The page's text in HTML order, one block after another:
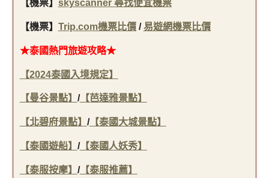
【機票】 skyscanner 尋找便宜機票
【機票】 Trip.com機票比價/易遊網機票比價
★泰國熱門旅遊攻略★
【2024泰國入境規定】
【曼谷景點】 /【芭達雅景點】
【北碧府景點】 /【泰國大城景點】
【泰國遊船】 /【泰國人妖秀】
【泰服按摩】 /【泰服推薦】